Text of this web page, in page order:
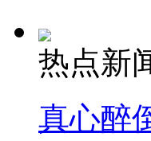
司机酒驾遇交警 急
热点新
真心醉